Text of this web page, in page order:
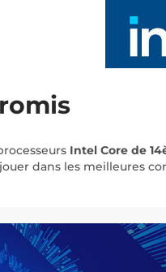
Intel Core de
dans les meilleures